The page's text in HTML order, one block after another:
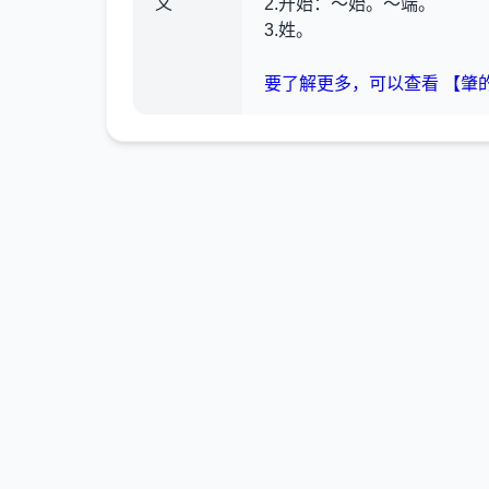
义 2.开始：～始。～端。
3.姓。
要了解更多，可以查看 【肇